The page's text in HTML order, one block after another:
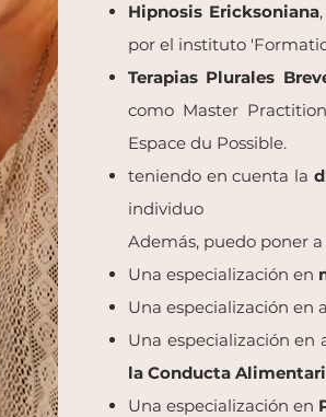
Hipnosis Ericksoniana
por el instituto
Terapias Plurales
como Master
Espace du Possible.
teniendo en cuenta la
individuo
Además, puedo poner
Una especialización en
Una especialización en
Una especialización en
la Conducta
Una especialización en